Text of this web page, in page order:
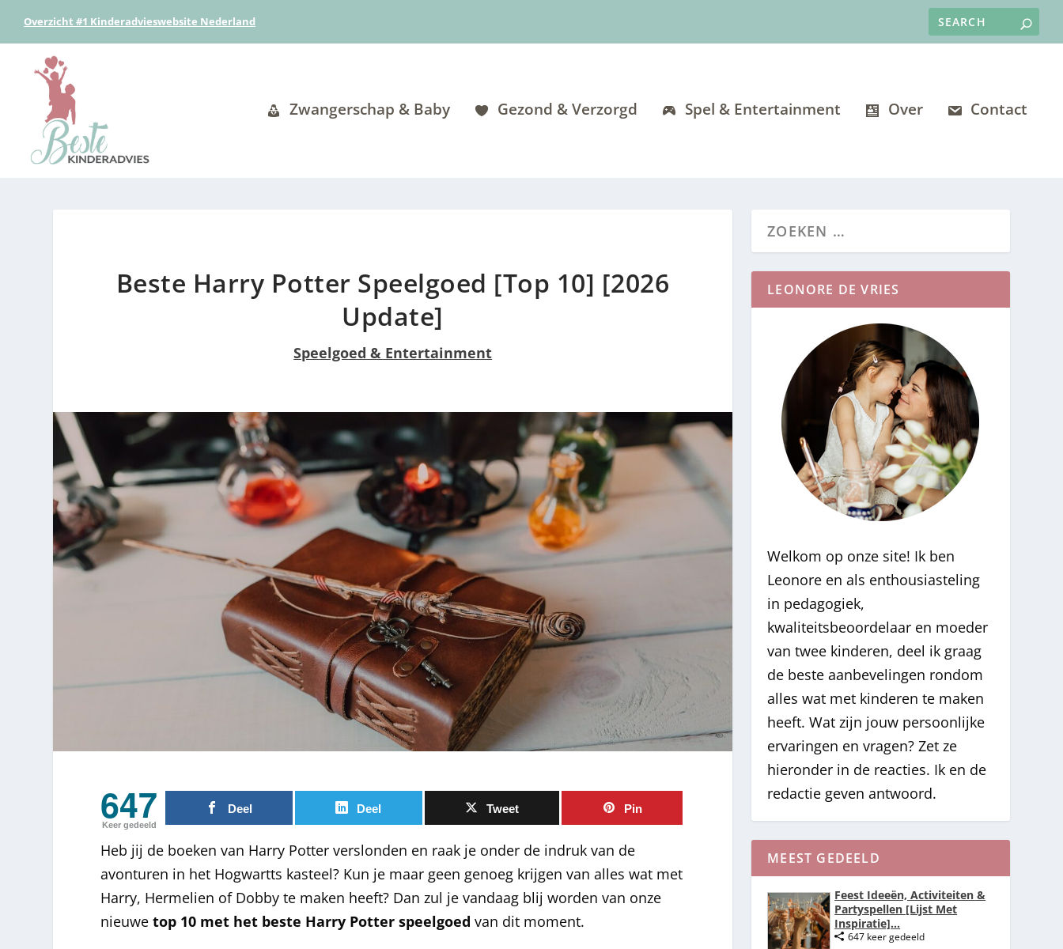
Overzicht #1 Kinderadvieswebsite Nederland
Zwangerschap & Baby Gezond & Verzorgd Spel & Entertainment Over Contact
Beste Harry Potter Speelgoed [Top 10] [2026
Update]
Speelgoed & Entertainment
647
Keer gedeeld
Deel Deel Tweet Pin
Heb jij de boeken van Harry Potter verslonden en raak je onder de indruk van de
avonturen in het Hogwartts kasteel? Kun je maar geen genoeg krijgen van alles wat met
Harry, Hermelien of Dobby te maken heeft? Dan zul je vandaag blij worden van onze
nieuwe top 10 met het beste Harry Potter speelgoedvan dit moment.
LEONORE DE VRIES
Welkom op onze site! Ik ben
Leonore en als enthousiasteling
in pedagogiek,
kwaliteitsbeoordelaar en moeder
van twee kinderen, deel ik graag
de beste aanbevelingen rondom
alles wat met kinderen te maken
heeft. Wat zijn jouw persoonlijke
ervaringen en vragen? Zet ze
hieronder in de reacties. Ik en de
redactie geven antwoord.
MEEST GEDEELD
Feest Ideeën, Activiteiten &
Partyspellen [Lijst Met
Inspiratie]...
647 keer gedeeld